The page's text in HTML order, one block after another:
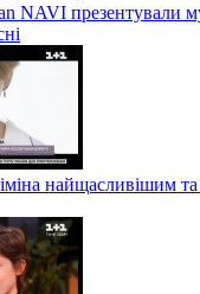
NAVI презентували
найщасливішим